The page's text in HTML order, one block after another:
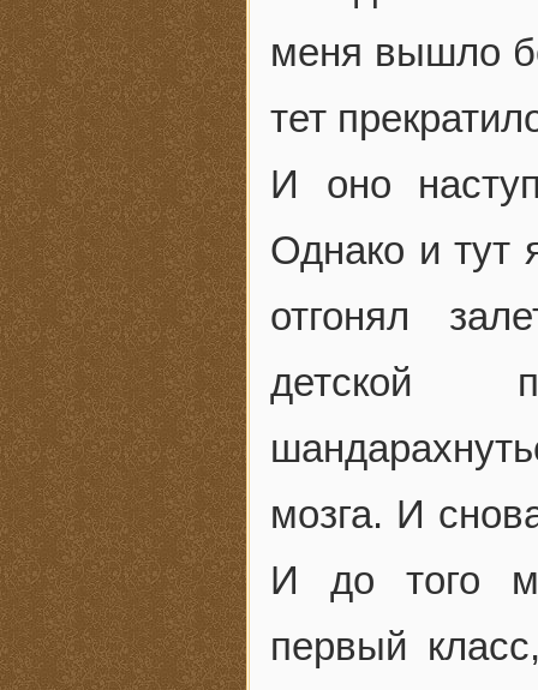
меня вышло
тет
И оно
Однако и тут
отгонял
детской
мозга. И
И до того
первый